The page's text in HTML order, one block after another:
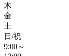
木
金
土
日/祝
9:00～